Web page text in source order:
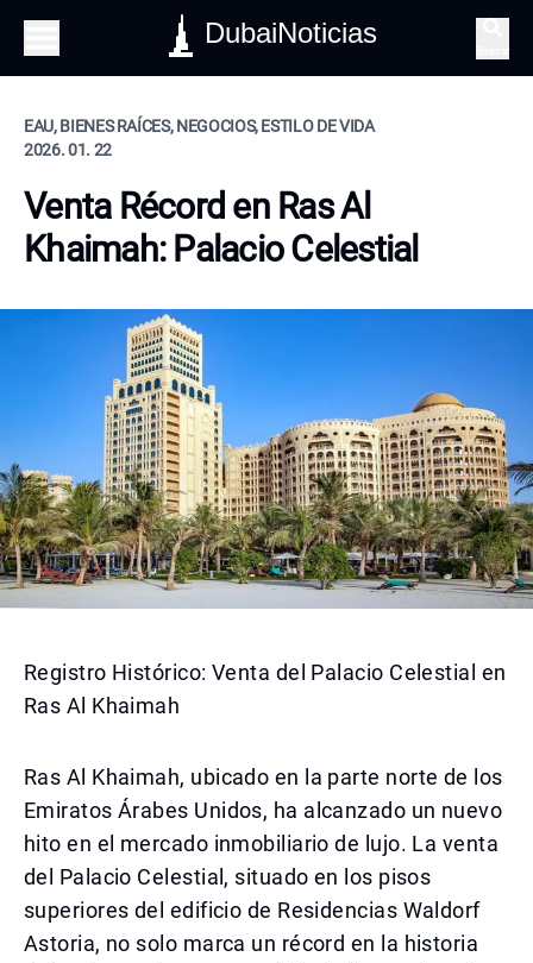
DubaiNoticias
EAU, BIENES RAÍCES, NEGOCIOS, ESTILO DE VIDA
2026. 01. 22
Venta Récord en Ras Al
Khaimah: Palacio Celestial
Registro Histórico: Venta del Palacio Celestial en
Ras Al Khaimah
Ras Al Khaimah, ubicado en la parte norte de los
Emiratos Árabes Unidos, ha alcanzado un nuevo
hito en el mercado inmobiliario de lujo. La venta
del Palacio Celestial, situado en los pisos
superiores del edificio de Residencias Waldorf
Astoria, no solo marca un récord en la historia